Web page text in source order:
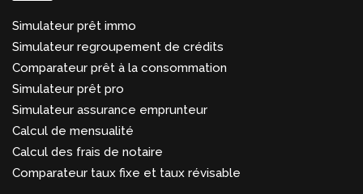
Simulateur prêt immo
Simulateur regroupement de crédits
Comparateur prêt à la consommation
Simulateur prêt pro
Simulateur assurance emprunteur
Calcul de mensualité
Calcul des frais de notaire
Comparateur taux fixe et taux révisable